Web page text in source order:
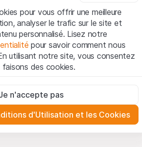
investisseurs prévue par la LPCC.
et informations juridiques
de Leonteq Securities AG (ci-après
que vous avez compris et que
juridiques, les notes
Conditions d'utilisation, veuillez-
ce Site Web.
intellectuelle (par exemple, les
pour vous offrir une meilleure
analyser le trafic sur le site et
personnalisé. Lisez notre
pour savoir comment nous
utilisant notre site, vous consentez
faisons des cookies.
au bon fonctionnement du site
être désactivés.
des visiteurs du site
n'accepte pas
d'Utilisation et les Cookies